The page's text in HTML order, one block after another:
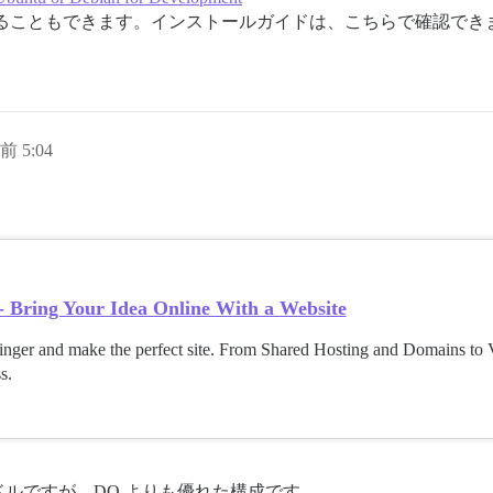
こともできます。インストールガイドは、こちらで確認でき
5:04
Bring Your Idea Online With a Website
and make the perfect site. From Shared Hosting and Domains